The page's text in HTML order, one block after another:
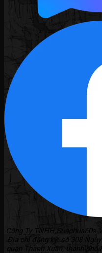
Công Ty TNHH Suachua60s
Địa chỉ đăng ký: số 308
quận Thanh Xuân, thành